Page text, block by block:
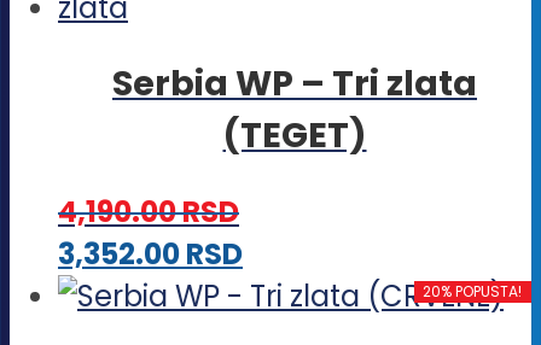
Serbia WP – Tri zlata
(TEGET)
4,190.00RSD
3,352.00RSDOvaj
proizvod
20% POPUSTA!